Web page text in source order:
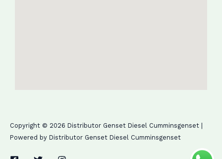
Copyright © 2026 Distributor Genset Diesel Cumminsgenset |
Powered by Distributor Genset Diesel Cumminsgenset